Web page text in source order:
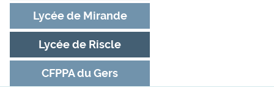
Lycée de Mirande
Lycée de Riscle
CFPPA du Gers